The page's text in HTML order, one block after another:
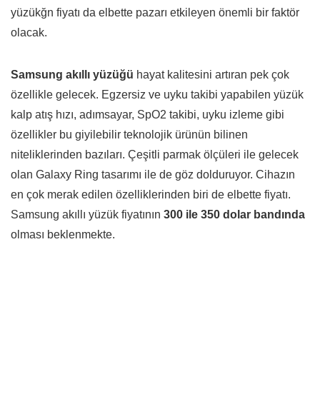
yüzükğn fiyatı da elbette pazarı etkileyen önemli bir faktör
olacak.
Samsung akıllı yüzüğü hayat kalitesini artıran pek çok
özellikle gelecek. Egzersiz ve uyku takibi yapabilen yüzük
kalp atış hızı, adımsayar, SpO2 takibi, uyku izleme gibi
özellikler bu giyilebilir teknolojik ürünün bilinen
niteliklerinden bazıları. Çeşitli parmak ölçüleri ile gelecek
olan Galaxy Ring tasarımı ile de göz dolduruyor. Cihazın
en çok merak edilen özelliklerinden biri de elbette fiyatı.
Samsung akıllı yüzük fiyatının 300 ile 350 dolar bandında
olması beklenmekte.